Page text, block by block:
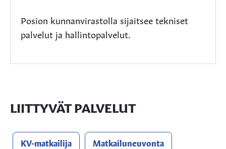
Posion kunnanvirastolla sijaitsee tekniset
palvelut ja hallintopalvelut.
LIITTYVÄT PALVELUT
KV-matkailija Matkailuneuvonta